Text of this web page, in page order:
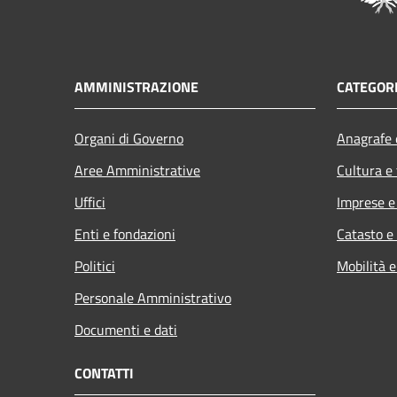
AMMINISTRAZIONE
Organi di Governo
Aree Amministrative
Uffici
Enti e fondazioni
Politici
Personale Amministrativo
Documenti e dati
Cultura
Imprese
Catasto
Mobilità
CONTATTI